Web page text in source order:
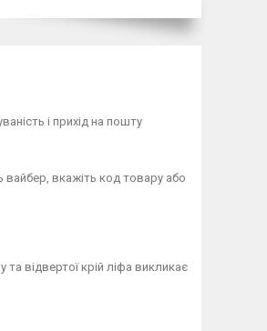
і прихід на пошту
вайбер, вкажіть код товару або
відвертої крій ліфа викликає